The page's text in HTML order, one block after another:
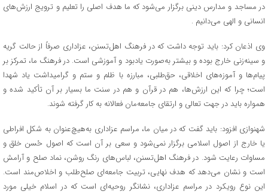
در مساجد و مدارس دینی برگزار می‌شود که ما هدف اصلی را تعلیم و ترویج ارزش‌های
انسانی و الهی می‌دانیم .
وی اذعان کرد: باید توجه داشت که در فرهنگ اهل‌تسنن، عزاداری صرفاً از حالت گریه
و سینه‌زنی خارج بوده و بیشتر به‌صورت یادبود و آموزشی است. در فرهنگ ما، تمرکز بر
پیام‌ها و آموزه‌های اخلاقی، حق‌طلبی، مبارزه با ظلم و ستم و گرامیداشت یاد شهدا
است؛ چرا که این ارزش‌ها، هم در قرآن و هم در سنت ما بسیار بر آن تأکید شده و
همواره باید در جهت تعالی و ارتقای جامعه‌مان فعالانه به کار گرفته شوند.
شهنوازی افزود: باید گفت که در میان ما، مراسم عزاداری به‌هیچ‌عنوان به شکل افراطی
یا خارج از اصول اسلامی برگزار نمی‌شود و سعی بر آن است که اصول حُسن خلق و
مساوات رعایت شود. در فرهنگ اهل‌تسنن، لباس‌های رنگ روشن، نماد صلح و آرامش
است و نشان می‌دهد که هدف نهایی، تربیت جامعه‌ای صلح‌طلب و اخلاص‌مند است.
این نوع رویکرد در مراسم عزاداری، نشانگر روحیه‌ای است که در اسلام خیلی مورد